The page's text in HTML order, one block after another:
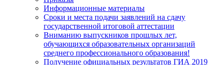
Информационные материалы
Сроки и места подачи заявлений на сдачу
государственной итоговой аттестации
Вниманию выпускников прошлых лет,
обучающихся образовательных организаций
среднего профессионального образования!
Получение официальных результатов ГИА 2019